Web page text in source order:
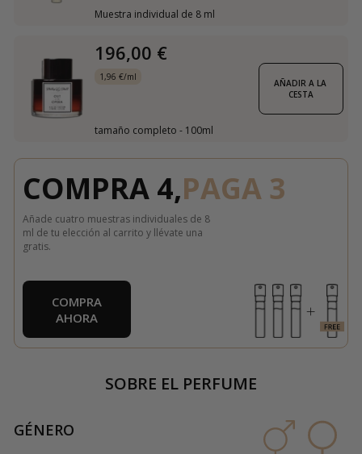
Muestra individual de 8 ml
196,00 €
1,96 €/ml
tamaño completo - 100ml
AÑADIR A LA
CESTA
COMPRA 4,PAGA 3
Añade cuatro muestras individuales de 8
ml de tu elección al carrito y llévate una
gratis.
COMPRA
AHORA
SOBRE EL PERFUME
GÉNERO